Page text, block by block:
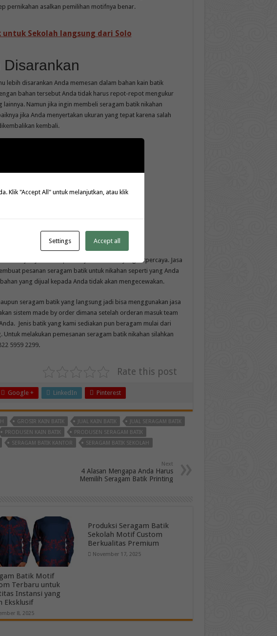
pernikahan asalkan pemilihan motifnya benar.
untuk Sekolah langsung dari Solo
lebih disarankan Anda memesan dalam bahan kain batik
bahan tersebut Anda tidak harus repot-repot mengukur
Namun jika ingin membeli seragam batik nikahan
jika Anda menyertakan ukuran yang tepat karena salah
kembali.
selanjutnya adalah pilihlah jasa konveksi yang terpercaya. Jasa
pesanan seragam batik untuk nikahan seperti yang Anda
yang dijual kepada Anda tidak akan mengecewakan.
seragam batik yang langsung jadi bisa menggunakan jasa
sistem made by order dimana setelah orderan masuk team
Jenis batik yang kami sediakan pun beragam mulai dari
melakukan pemesanan seragam batik nikahan silahkan
5959 2299.
Rate this post
Google + LinkedIn Pinterest
GROSIR KAIN BATIK JUAL KAIN BATIK
JUAL SERAGAM BATIK
PRODUSEN KAIN BATIK
PRODUSEN SERAGAM BATIK
SERAGAM BATIK KANTOR SERAGAM BATIK SEKOLAH
Next
4 Alasan Mengapa Anda Harus
Memilih Seragam Batik Printing
Batik Motif
Terbaru untuk
Instansi yang
Eksklusif
8, 2025
Produksi Seragam Batik
Sekolah Motif Custom
Berkualitas Premium
November 17, 2025
Klik "Accept All" untuk melanjutkan, atau klik
Settings Accept all